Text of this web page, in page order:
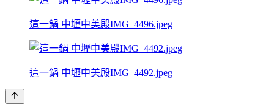
這一鍋 中壢中美殿IMG_4496.jpeg
這一鍋 中壢中美殿IMG_4492.jpeg